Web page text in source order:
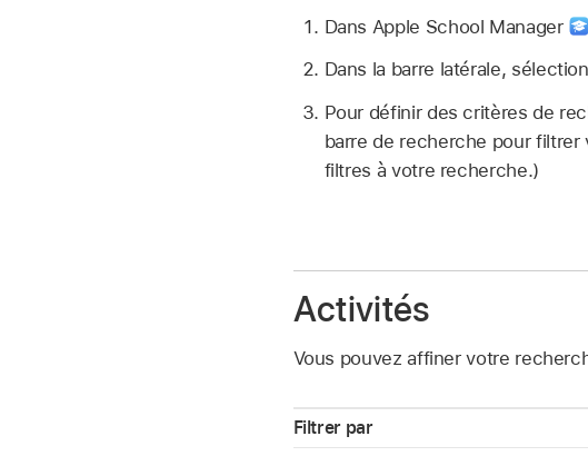
Dans Apple School Manager
Dans la barre latérale,
Pour définir des critères de
barre de recherche pour
filtres à votre recherche.)
Activités
Vous pouvez affiner votre
Filtrer par